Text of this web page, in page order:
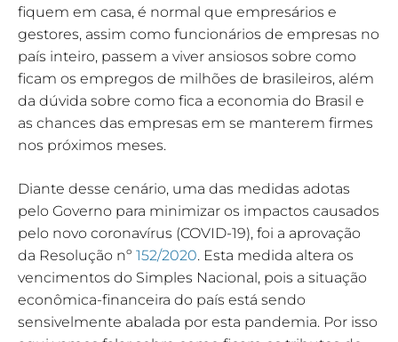
fiquem em casa, é normal que empresários e
gestores, assim como funcionários de empresas no
país inteiro, passem a viver ansiosos sobre como
ficam os empregos de milhões de brasileiros, além
da dúvida sobre como fica a economia do Brasil e
as chances das empresas em se manterem firmes
nos próximos meses.
Diante desse cenário, uma das medidas adotas
pelo Governo para minimizar os impactos causados
pelo novo coronavírus (COVID-19), foi a aprovação
da Resolução nº 152/2020. Esta medida altera os
vencimentos do Simples Nacional, pois a situação
econômica-financeira do país está sendo
sensivelmente abalada por esta pandemia. Por isso